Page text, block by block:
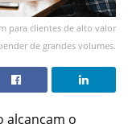
para clientes de alto valor
de grandes volumes.
alcançam o